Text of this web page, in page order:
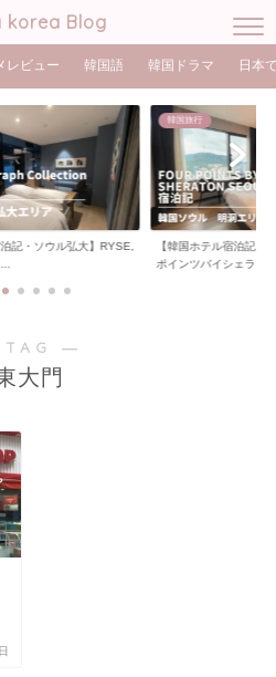
korea Blog
レビュー 韓国語 韓国ドラマ 日本
泊記・ソウル弘大】RYSE,
韓国旅行
【韓国ホテル宿泊記・
ポインツバイシェラ...
―
大門